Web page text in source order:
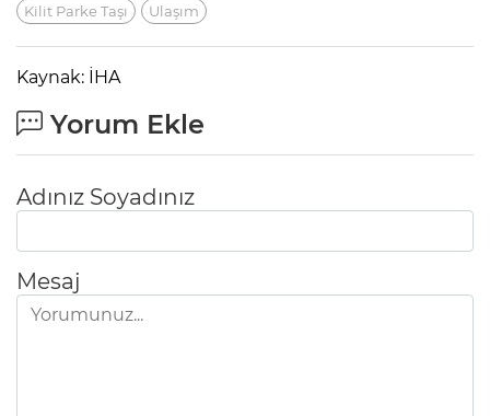
Kilit Parke Taşı
Ulaşım
Kaynak: İHA
Yorum Ekle
Adınız Soyadınız
Mesaj